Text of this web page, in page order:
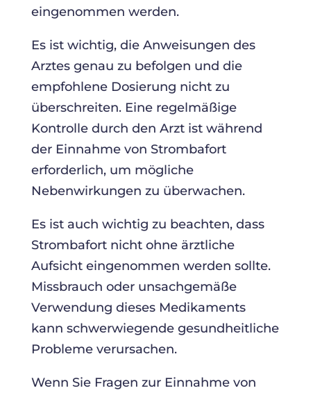
eingenommen werden.
Es ist wichtig, die Anweisungen des
Arztes genau zu befolgen und die
empfohlene Dosierung nicht zu
überschreiten. Eine regelmäßige
Kontrolle durch den Arzt ist während
der Einnahme von Strombafort
erforderlich, um mögliche
Nebenwirkungen zu überwachen.
Es ist auch wichtig zu beachten, dass
Strombafort nicht ohne ärztliche
Aufsicht eingenommen werden sollte.
Missbrauch oder unsachgemäße
Verwendung dieses Medikaments
kann schwerwiegende gesundheitliche
Probleme verursachen.
Wenn Sie Fragen zur Einnahme von